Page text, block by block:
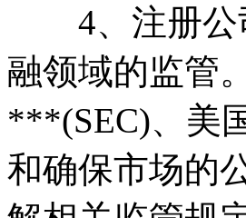
4、注册公
融领域的监管
***(SEC)、美
和确保市场的